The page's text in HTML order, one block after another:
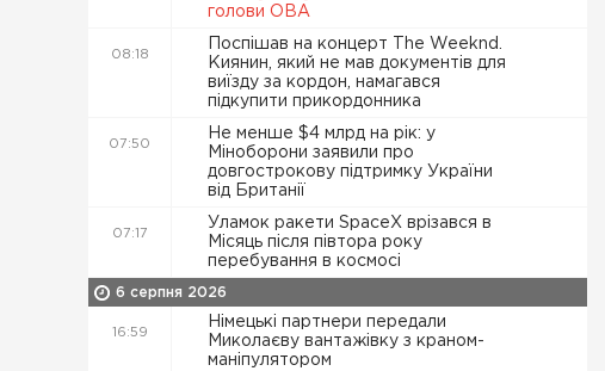
голови ОВА
08:18
Поспішав на концерт The Weeknd.
Киянин, який не мав документів для
виїзду за кордон, намагався
підкупити прикордонника
07:50
Не менше $4 млрд на рік: у
Міноборони заявили про
довгострокову підтримку України
від Британії
07:17
Уламок ракети SpaceX врізався в
Місяць після півтора року
перебування в космосі
6 серпня 2026
16:59
Німецькі партнери передали
Миколаєву вантажівку з краном-
маніпулятором